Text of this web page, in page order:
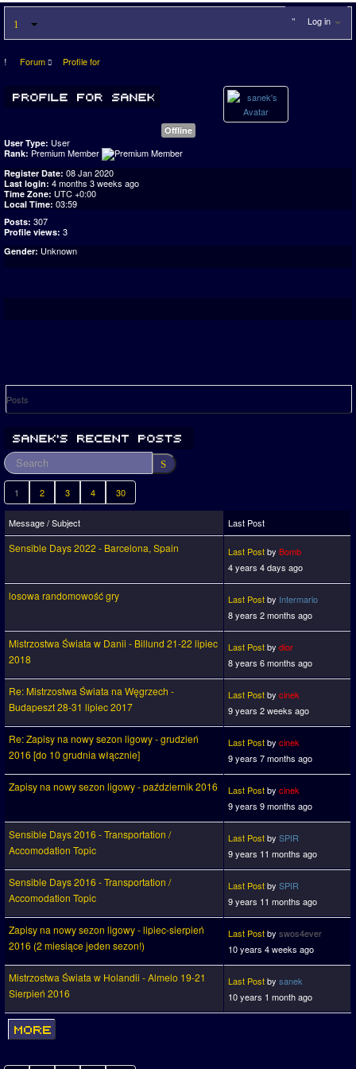
Log in
Forum Profile for
Offline
User Type: User
Rank: Premium Member
Register Date: 08 Jan 2020
Last login: 4 months 3 weeks ago
Time Zone: UTC +0:00
Local Time: 03:59
Posts: 307
Profile views: 3
Gender: Unknown
Posts
1 2 3 4 30
Message / Subject Last Post
Sensible Days 2022 - Barcelona, Spain Last Postby Bomb
4 years 4 days ago
losowa randomowość gry Last Postby Intermario
8 years 2 months ago
Mistrzostwa Świata w Danii - Billund 21-22 lipiec
2018
Last Postby dior
8 years 6 months ago
Re: Mistrzostwa Świata na Węgrzech -
Budapeszt 28-31 lipiec 2017
Last Postby cinek
9 years 2 weeks ago
Re: Zapisy na nowy sezon ligowy - grudzień
2016 [do 10 grudnia włącznie]
Last Postby cinek
9 years 7 months ago
Zapisy na nowy sezon ligowy - październik 2016 Last Postby cinek
9 years 9 months ago
Sensible Days 2016 - Transportation /
Accomodation Topic
Last Postby SPIR
9 years 11 months ago
Sensible Days 2016 - Transportation /
Accomodation Topic
Last Postby SPIR
9 years 11 months ago
Zapisy na nowy sezon ligowy - lipiec-sierpień
2016 (2 miesiące jeden sezon!)
Last Postby swos4ever
10 years 4 weeks ago
Mistrzostwa Świata w Holandii - Almelo 19-21
Sierpień 2016
Last Postby sanek
10 years 1 month ago